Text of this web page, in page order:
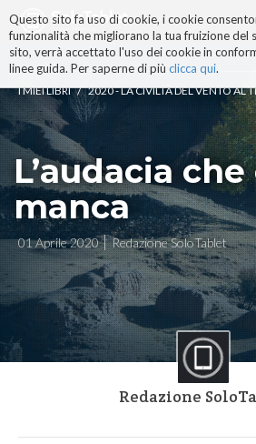
Questo sito fa uso di cookie, i cookie
funzionalità che migliorano la tua fruizione del
sito, verrà accettato l'uso dei cookie in
linee guida. Per saperne di più clicca qui.
ai
contenuti.
|
alla
navigazione
I MIEI LIBRI / 2020 - LA CIVILTÀ DEL VENTO AL
L’audacia che
manca
01 Aprile 2020 Redazione SoloTablet
Redazione